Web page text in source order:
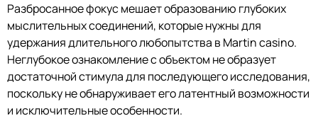
Разбросанное фокус мешает образованию глубоких
мыслительных соединений, которые нужны для
удержания длительного любопытства в Martin casino.
Неглубокое ознакомление с объектом не образует
достаточной стимула для последующего исследования,
поскольку не обнаруживает его латентный возможности
и исключительные особенности.